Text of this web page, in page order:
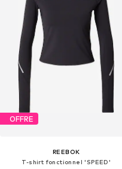
OFFRE
REEBOK
T-shirt fonctionnel 'SPEED'